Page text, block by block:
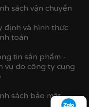
bản khung nhỏ
sách vận chuyển
định và hình thức
toán
tin sản phẩm -
vụ do công ty cung
sách bảo mật